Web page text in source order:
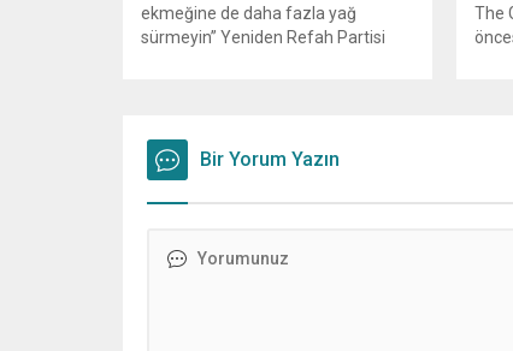
ekmeğine de daha fazla yağ
sürmeyin” Yeniden Refah Partisi
muhalefetsiz, ana muhalefet
gündemsiz kalmamalıdır. Bir an
önce anlaşın, kurultay kararı alın,
adresi olun. Türkiye’yi...
The
Bir Yorum Yazın